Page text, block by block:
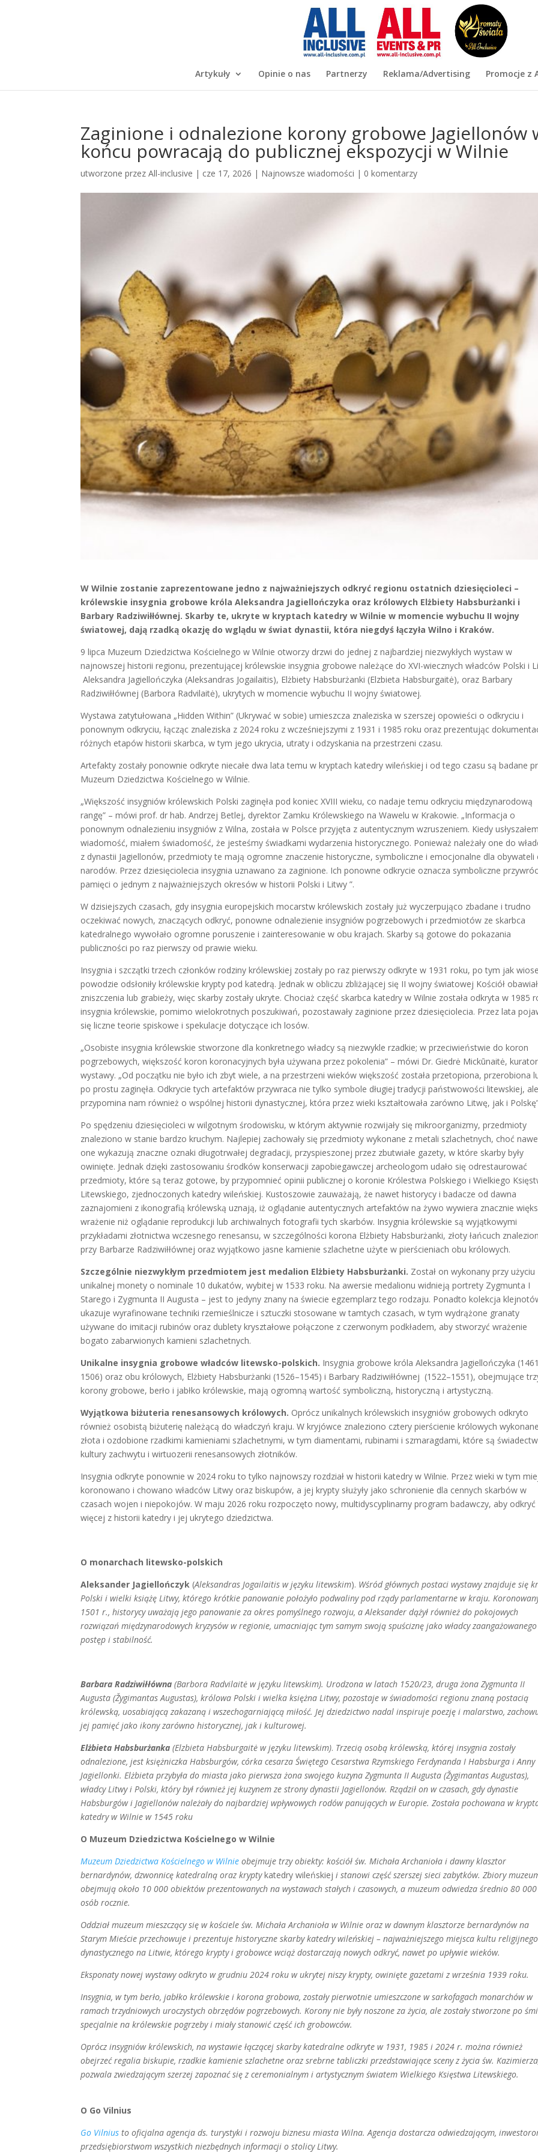
Artykuły Opinie o nas Partnerzy Reklama/Advertising Promocje z
Zaginione i odnalezione korony grobowe Jagiellonów
końcu powracają do publicznej ekspozycji w Wilnie
utworzone przezAll-inclusive | cze 17, 2026 | Najnowsze wiadomości | 0 komentarzy
W Wilnie zostanie zaprezentowane jedno z najważniejszych odkryć regionu ostatnich dziesięcioleci –
królewskie insygnia grobowe króla Aleksandra Jagiellończyka oraz królowych Elżbiety Habsburżanki i
Barbary Radziwiłłównej. Skarby te, ukryte w kryptach katedry w Wilnie w momencie wybuchu II wojny
światowej, dają rzadką okazję do wglądu w świat dynastii, która niegdyś łączyła Wilno i Kraków.
9 lipca Muzeum Dziedzictwa Kościelnego w Wilnie otworzy drzwi do jednej z najbardziej niezwykłych wystaw w
najnowszej historii regionu, prezentującej królewskie insygnia grobowe należące do XVI-wiecznych władców Polski i
Aleksandra Jagiellończyka (Aleksandras Jogailaitis), Elżbiety Habsburżanki (Elzbieta Habsburgaitė), oraz Barbary
Radziwiłłównej (Barbora Radvilaitė), ukrytych w momencie wybuchu II wojny światowej.
Wystawa zatytułowana „Hidden Within” (Ukrywać w sobie) umieszcza znaleziska w szerszej opowieści o odkryciu i
ponownym odkryciu, łącząc znaleziska z 2024 roku z wcześniejszymi z 1931 i 1985 roku oraz prezentując
różnych etapów historii skarbca, w tym jego ukrycia, utraty i odzyskania na przestrzeni czasu.
Artefakty zostały ponownie odkryte niecałe dwa lata temu w kryptach katedry wileńskiej i od tego czasu są badane
Muzeum Dziedzictwa Kościelnego w Wilnie.
„Większość insygniów królewskich Polski zaginęła pod koniec XVIII wieku, co nadaje temu odkryciu międzynarodową
rangę” – mówi prof. dr hab. Andrzej Betlej, dyrektor Zamku Królewskiego na Wawelu w Krakowie. „Informacja o
ponownym odnalezieniu insygniów z Wilna, została w Polsce przyjęta z autentycznym wzruszeniem. Kiedy
wiadomość, miałem świadomość, że jesteśmy świadkami wydarzenia historycznego. Ponieważ należały one do
z dynastii Jagiellonów, przedmioty te mają ogromne znaczenie historyczne, symboliczne i emocjonalne dla obywateli
narodów. Przez dziesięciolecia insygnia uznawano za zaginione. Ich ponowne odkrycie oznacza symboliczne
pamięci o jednym z najważniejszych okresów w historii Polski i Litwy ”.
W dzisiejszych czasach, gdy insygnia europejskich mocarstw królewskich zostały już wyczerpująco zbadane i trudno
oczekiwać nowych, znaczących odkryć, ponowne odnalezienie insygniów pogrzebowych i przedmiotów ze skarbca
katedralnego wywołało ogromne poruszenie i zainteresowanie w obu krajach. Skarby są gotowe do pokazania
publiczności po raz pierwszy od prawie wieku.
Insygnia i szczątki trzech członków rodziny królewskiej zostały po raz pierwszy odkryte w 1931 roku, po tym jak
powodzie odsłoniły królewskie krypty pod katedrą. Jednak w obliczu zbliżającej się II wojny światowej Kościół
zniszczenia lub grabieży, więc skarby zostały ukryte. Chociaż część skarbca katedry w Wilnie została odkryta w 1985
insygnia królewskie, pomimo wielokrotnych poszukiwań, pozostawały zaginione przez dziesięciolecia. Przez lata
się liczne teorie spiskowe i spekulacje dotyczące ich losów.
„Osobiste insygnia królewskie stworzone dla konkretnego władcy są niezwykle rzadkie; w przeciwieństwie do koron
pogrzebowych, większość koron koronacyjnych była używana przez pokolenia” – mówi Dr. Giedrė Mickūnaitė,
wystawy. „Od początku nie było ich zbyt wiele, a na przestrzeni wieków większość została przetopiona, przerobiona
po prostu zaginęła. Odkrycie tych artefaktów przywraca nie tylko symbole długiej tradycji państwowości litewskiej, ale
przypomina nam również o wspólnej historii dynastycznej, która przez wieki kształtowała zarówno Litwę, jak i
Po spędzeniu dziesięcioleci w wilgotnym środowisku, w którym aktywnie rozwijały się mikroorganizmy, przedmioty
znaleziono w stanie bardzo kruchym. Najlepiej zachowały się przedmioty wykonane z metali szlachetnych, choć
one wykazują znaczne oznaki długotrwałej degradacji, przyspieszonej przez zbutwiałe gazety, w które skarby były
owinięte. Jednak dzięki zastosowaniu środków konserwacji zapobiegawczej archeologom udało się odrestaurować
przedmioty, które są teraz gotowe, by przypomnieć opinii publicznej o koronie Królestwa Polskiego i Wielkiego
Litewskiego, zjednoczonych katedry wileńskiej. Kustoszowie zauważają, że nawet historycy i badacze od dawna
zaznajomieni z ikonografią królewską uznają, iż oglądanie autentycznych artefaktów na żywo wywiera znacznie
wrażenie niż oglądanie reprodukcji lub archiwalnych fotografii tych skarbów. Insygnia królewskie są wyjątkowymi
przykładami złotnictwa wczesnego renesansu, w szczególności korona Elżbiety Habsburżanki, złoty łańcuch
przy Barbarze Radziwiłłównej oraz wyjątkowo jasne kamienie szlachetne użyte w pierścieniach obu królowych.
Szczególnie niezwykłym przedmiotem jest medalion Elżbiety Habsburżanki. Został on wykonany przy użyciu
unikalnej monety o nominale 10 dukatów, wybitej w 1533 roku. Na awersie medalionu widnieją portrety Zygmunta I
Starego i Zygmunta II Augusta – jest to jedyny znany na świecie egzemplarz tego rodzaju. Ponadto kolekcja
ukazuje wyrafinowane techniki rzemieślnicze i sztuczki stosowane w tamtych czasach, w tym wydrążone granaty
używane do imitacji rubinów oraz dublety kryształowe połączone z czerwonym podkładem, aby stworzyć wrażenie
bogato zabarwionych kamieni szlachetnych.
Unikalne insygnia grobowe władców litewsko-polskich. Insygnia grobowe króla Aleksandra Jagiellończyka
1506) oraz obu królowych, Elżbiety Habsburżanki (1526–1545) i Barbary Radziwiłłównej (1522–1551), obejmujące
korony grobowe, berło i jabłko królewskie, mają ogromną wartość symboliczną, historyczną i artystyczną.
Wyjątkowa biżuteria renesansowych królowych. Oprócz unikalnych królewskich insygniów grobowych odkryto
również osobistą biżuterię należącą do władczyń kraju. W kryjówce znaleziono cztery pierścienie królowych
złota i ozdobione rzadkimi kamieniami szlachetnymi, w tym diamentami, rubinami i szmaragdami, które są
kultury zachwytu i wirtuozerii renesansowych złotników.
Insygnia odkryte ponownie w 2024 roku to tylko najnowszy rozdział w historii katedry w Wilnie. Przez wieki w tym
koronowano i chowano władców Litwy oraz biskupów, a jej krypty służyły jako schronienie dla cennych skarbów w
czasach wojen i niepokojów. W maju 2026 roku rozpoczęto nowy, multidyscyplinarny program badawczy, aby odkryć
więcej z historii katedry i jej ukrytego dziedzictwa.
O monarchach litewsko-polskich
Aleksander Jagiellończyk (Aleksandras Jogailaitis w języku litewskim). Wśród głównych postaci wystawy znajduje się
Polski i wielki książę Litwy, którego krótkie panowanie położyło podwaliny pod rządy parlamentarne w kraju.
1501 r., historycy uważają jego panowanie za okres pomyślnego rozwoju, a Aleksander dążył również do pokojowych
rozwiązań międzynarodowych kryzysów w regionie, umacniając tym samym swoją spuściznę jako władcy
postęp i stabilność.
Barbara Radziwiłłówna (Barbora Radvilaitė w języku litewskim). Urodzona w latach 1520/23, druga żona Zygmunta II
Augusta (Žygimantas Augustas), królowa Polski i wielka księżna Litwy, pozostaje w świadomości regionu znaną postacią
królewską, uosabiającą zakazaną i wszechogarniającą miłość. Jej dziedzictwo nadal inspiruje poezję i malarstwo,
jej pamięć jako ikony zarówno historycznej, jak i kulturowej.
Elżbieta Habsburżanka(Elzbieta Habsburgaitė w języku litewskim). Trzecią osobą królewską, której insygnia zostały
odnalezione, jest księżniczka Habsburgów, córka cesarza Świętego Cesarstwa Rzymskiego Ferdynanda I Habsburga i Anny
Jagiellonki. Elżbieta przybyła do miasta jako pierwsza żona swojego kuzyna Zygmunta II Augusta (Žygimantas Augustas),
władcy Litwy i Polski, który był również jej kuzynem ze strony dynastii Jagiellonów. Rządził on w czasach, gdy dynastie
Habsburgów i Jagiellonów należały do najbardziej wpływowych rodów panujących w Europie. Została pochowana w
katedry w Wilnie w 1545 roku
O Muzeum Dziedzictwa Kościelnego w Wilnie
Muzeum Dziedzictwa Kościelnego w Wilnieobejmuje trzy obiekty: kościół św. Michała Archanioła i dawny klasztor
bernardynów, dzwonnicę katedralną oraz kryptykatedry wileńskieji stanowi część szerszej sieci zabytków. Zbiory
obejmują około 10 000 obiektów prezentowanych na wystawach stałych i czasowych, a muzeum odwiedza średnio 80 000
osób rocznie.
Oddział muzeum mieszczący się w kościele św. Michała Archanioła w Wilnie oraz w dawnym klasztorze bernardynów na
Starym Mieście przechowuje i prezentuje historyczne skarby katedry wileńskiej – najważniejszego miejsca kultu
dynastycznego na Litwie, którego krypty i grobowce wciąż dostarczają nowych odkryć, nawet po upływie wieków.
Eksponaty nowej wystawy odkryto w grudniu 2024 roku w ukrytej niszy krypty, owinięte gazetami z września 1939 roku.
Insygnia, w tym berło, jabłko królewskie i korona grobowa, zostały pierwotnie umieszczone w sarkofagach monarchów w
ramach trzydniowych uroczystych obrzędów pogrzebowych. Korony nie były noszone za życia, ale zostały stworzone po
specjalnie na królewskie pogrzeby i miały stanowić część ich grobowców.
Oprócz insygniów królewskich, na wystawie łączącej skarby katedralne odkryte w 1931, 1985 i 2024 r. można również
obejrzeć regalia biskupie, rzadkie kamienie szlachetne oraz srebrne tabliczki przedstawiające sceny z życia św.
pozwala zwiedzającym szerzej zapoznać się z ceremonialnym i artystycznym światem Wielkiego Księstwa Litewskiego.
O Go Vilnius
Go Vilnius to oficjalna agencja ds. turystyki i rozwoju biznesu miasta Wilna. Agencja dostarcza odwiedzającym,
przedsiębiorstwom wszystkich niezbędnych informacji o stolicy Litwy.